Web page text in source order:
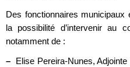
Des fonctionnaires
la possibilité d’intervenir au
notamment de :
– Elise Pereira-Nunes,